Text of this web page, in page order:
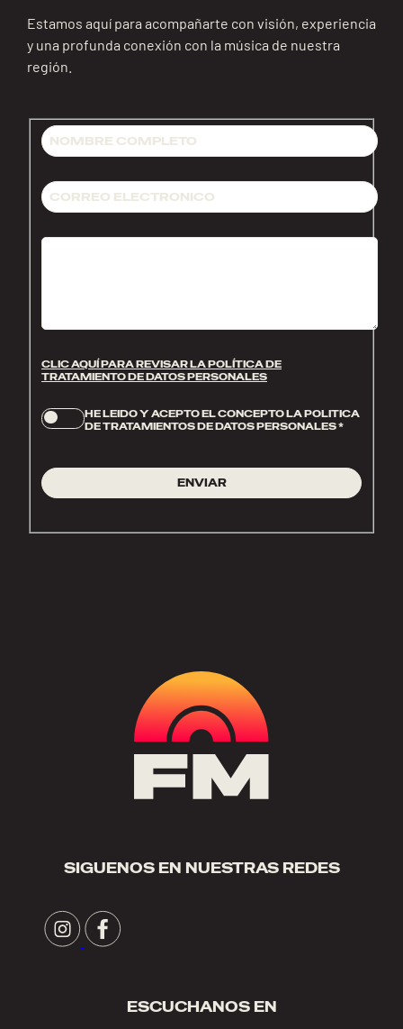
Estamos aquí para acompañarte con visión, experiencia
y una profunda conexión con la música de nuestra
región.
CLIC AQUÍ PARA REVISAR LA POLÍTICA DE
TRATAMIENTO DE DATOS PERSONALES
HE LEIDO Y ACEPTO EL CONCEPTO LA POLITICA
DE TRATAMIENTOS DE DATOS PERSONALES*
ENVIAR
SIGUENOS EN NUESTRAS REDES
ESCUCHANOS EN